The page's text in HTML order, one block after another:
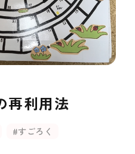
再利用法
#すごろく